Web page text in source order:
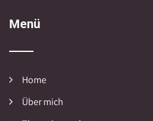
Menü
Home
Über mich